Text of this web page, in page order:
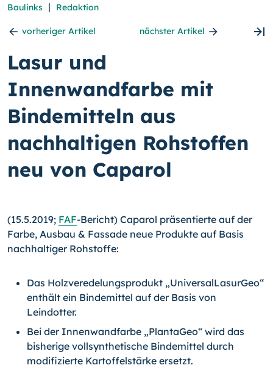
Baulinks | Redaktion
vorheriger Artikel nächster Artikel
Lasur und
Innenwandfarbe mit
Bindemitteln aus
nachhaltigen Rohstoffen
neu von Caparol
(15.5.2019; FAF-Bericht) Caparol präsentierte auf der
Farbe, Ausbau & Fassade neue Produkte auf Basis
nachhaltiger Rohstoffe:
Das Holzveredelungsprodukt „UniversalLasurGeo“
enthält ein Bindemittel auf der Basis von
Leindotter.
Bei der Innenwandfarbe „PlantaGeo“ wird das
bisherige vollsynthetische Bindemittel durch
modifizierte Kartoffelstärke ersetzt.